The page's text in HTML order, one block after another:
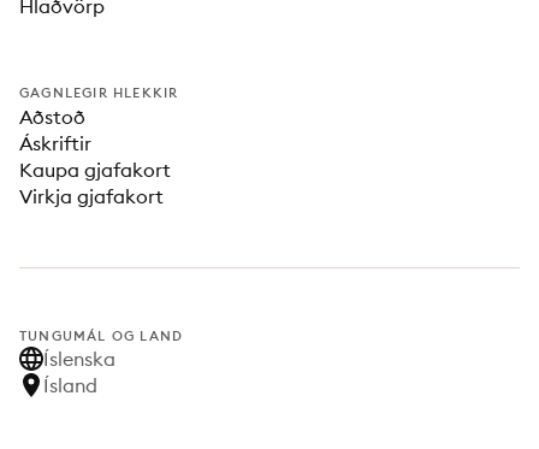
Hlaðvörp
GAGNLEGIR HLEKKIR
Aðstoð
Áskriftir
Kaupa gjafakort
Virkja gjafakort
TUNGUMÁL OG LAND
Íslenska
Ísland